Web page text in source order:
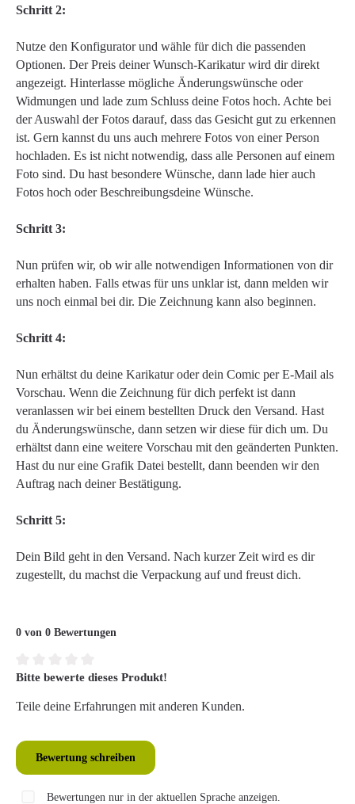
Schritt 2:
Nutze den Konfigurator und wähle für dich die passenden
Optionen. Der Preis deiner Wunsch-Karikatur wird dir direkt
angezeigt. Hinterlasse mögliche Änderungswünsche oder
Widmungen und lade zum Schluss deine Fotos hoch. Achte bei
der Auswahl der Fotos darauf, dass das Gesicht gut zu erkennen
ist. Gern kannst du uns auch mehrere Fotos von einer Person
hochladen. Es ist nicht notwendig, dass alle Personen auf einem
Foto sind. Du hast besondere Wünsche, dann lade hier auch
Fotos hoch oder Beschreibungsdeine Wünsche.
Schritt 3:
Nun prüfen wir, ob wir alle notwendigen Informationen von dir
erhalten haben. Falls etwas für uns unklar ist, dann melden wir
uns noch einmal bei dir. Die Zeichnung kann also beginnen.
Schritt 4:
Nun erhältst du deine Karikatur oder dein Comic per E-Mail als
Vorschau. Wenn die Zeichnung für dich perfekt ist dann
veranlassen wir bei einem bestellten Druck den Versand. Hast
du Änderungswünsche, dann setzen wir diese für dich um. Du
erhältst dann eine weitere Vorschau mit den geänderten Punkten.
Hast du nur eine Grafik Datei bestellt, dann beenden wir den
Auftrag nach deiner Bestätigung.
Schritt 5:
Dein Bild geht in den Versand. Nach kurzer Zeit wird es dir
zugestellt, du machst die Verpackung auf und freust dich.
0 von 0 Bewertungen
Durchschnittliche Bewertung von 0 von 5 Sternen
Bitte bewerte dieses Produkt!
Teile deine Erfahrungen mit anderen Kunden.
Bewertung schreiben
Bewertungen nur in der aktuellen Sprache anzeigen.